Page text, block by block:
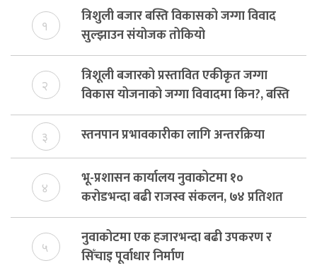
१
त्रिशुली बजार बस्ति विकासको जग्गा विवाद
सुल्झाउन संयोजक तोकियो
२
त्रिशूली बजारको प्रस्तावित एकीकृत जग्गा
विकास योजनाको जग्गा विवादमा किन?, बस्ति
विकास दर्ता नभए समिति विघटन हुने
३ स्तनपान प्रभावकारीका लागि अन्तरक्रिया
४
भू-प्रशासन कार्यालय नुवाकोटमा १०
करोडभन्दा बढी राजस्व संकलन, ७४ प्रतिशत
बेरुजु फर्छयौट
५
नुवाकोटमा एक हजारभन्दा बढी उपकरण र
सिँचाइ पूर्वाधार निर्माण